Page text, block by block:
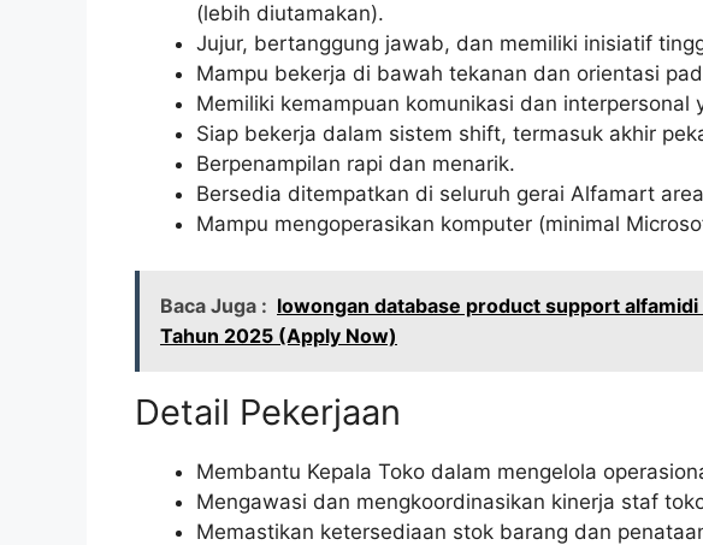
(lebih diutamakan).
Jujur, bertanggung jawab, dan memiliki inisiatif
Mampu bekerja di bawah tekanan dan orientasi
Memiliki kemampuan komunikasi dan interpersonal
Siap bekerja dalam sistem shift, termasuk akhir
Berpenampilan rapi dan menarik.
Bersedia ditempatkan di seluruh gerai Alfamart
Mampu mengoperasikan komputer (minimal
Baca Juga : lowongan database product support
Tahun 2025 (Apply Now)
Detail Pekerjaan
Membantu Kepala Toko dalam mengelola
Mengawasi dan mengkoordinasikan kinerja staf
Memastikan ketersediaan stok barang dan